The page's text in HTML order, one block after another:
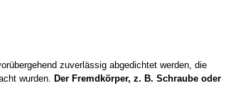
zuverlässig abgedichtet werden, die
wurden. Der Fremdkörper, z. B. Schraube oder